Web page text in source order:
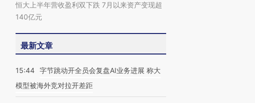
恒大上半年营收盈利双下跌 7月以来资产变现超
140亿元
最新文章
15:44 字节跳动开全员会复盘AI业务进展 称大
模型被海外竞对拉开差距